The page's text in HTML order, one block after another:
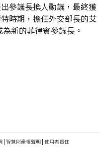
參議長換人動議，最終獲
時期，擔任外交部長的艾
新的菲律賓參議長。
| 智慧財產權聲明 | 使用者責任